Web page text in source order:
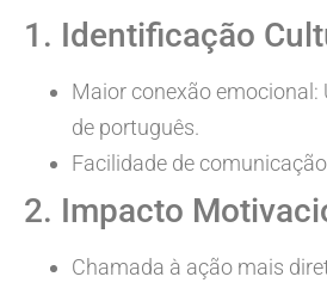
1. Identificação
Maior conexão
de português.
Facilidade de
2. Impacto
Chamada à ação mais